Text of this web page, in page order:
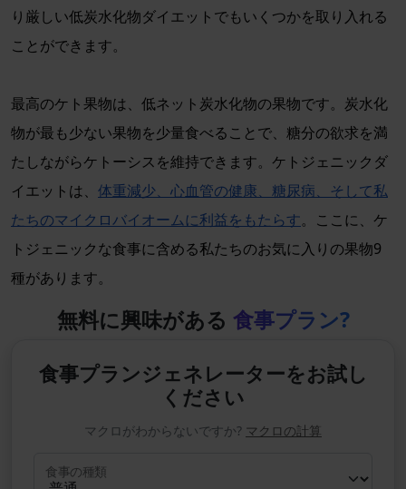
り厳しい低炭水化物ダイエットでもいくつかを取り入れる
ことができます。
最高のケト果物は、低ネット炭水化物の果物です。炭水化
物が最も少ない果物を少量食べることで、糖分の欲求を満
たしながらケトーシスを維持できます。ケトジェニックダ
イエットは、 体重減少、心血管の健康、糖尿病、そして私
たちのマイクロバイオームに利益をもたらす。ここに、ケ
トジェニックな食事に含める私たちのお気に入りの果物9
種があります。
無料に興味がある 食事プラン?
食事プランジェネレーターをお試し
ください
マクロがわからないですか? マクロの計算
食事の種類